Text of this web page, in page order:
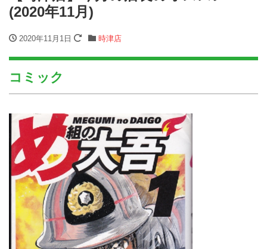
(2020年11月)
2020年11月1日 時津店
コミック